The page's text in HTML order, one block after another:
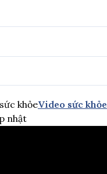
khỏeVideo sức khỏe
nhật